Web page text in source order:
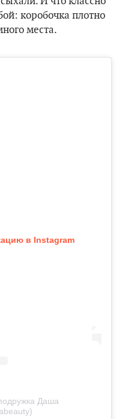
коробочка плотно
места.
в Instagram
Даша